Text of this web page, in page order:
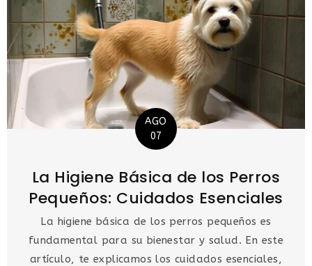
AGO
07
La Higiene Básica de los Perros
Pequeños: Cuidados Esenciales
La higiene básica de los perros pequeños es
fundamental para su bienestar y salud. En este
artículo, te explicamos los cuidados esenciales,